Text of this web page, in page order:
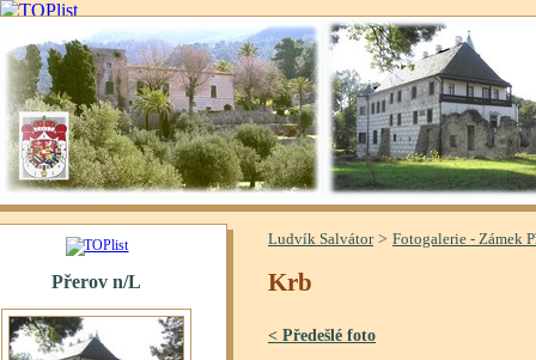
Ludvík Salvátor> Fotogalerie - Zámek
Krb
< Předešlé foto